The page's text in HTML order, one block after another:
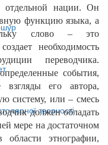
творчості
отдельной нации. Он
функцию языка, а
слово – это
необходимость
переводчика.
события,
взгляды его автора,
систему, или – смесь
должен обладать
мере на достаточном
этнографии,